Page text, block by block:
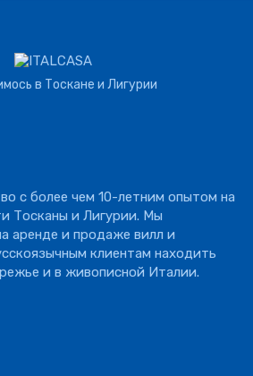
в Тоскане и Лигурии
с более чем 10-летним опытом на
Тосканы и Лигурии. Мы
аренде и продаже вилл и
клиентам находить
и в живописной Италии.